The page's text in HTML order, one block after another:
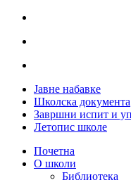
Јавне набавке
Школска документа
Завршни испит и
Летопис школе
Почетна
О школи
Библиотека